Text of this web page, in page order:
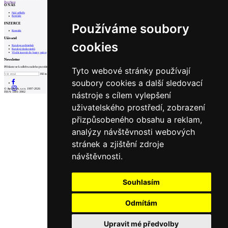
Používáme soubory
cookies
Tyto webové stránky používají
soubory cookies a další sledovací
nástroje s cílem vylepšení
uživatelského prostředí, zobrazení
přizpůsobeného obsahu a reklam,
analýzy návštěvnosti webových
stránek a zjištění zdroje
návštěvnosti.
Souhlasím
Odmítám
Upravit mé předvolby
PrevNext
O NÁS
Náš příběh
Kontakt
INZERCE
Kontakt
Uživatel
Katalog architektů
Katalog dodavatelů
Vložit inzerát do burzy práce
Newsletter
Přihlaste se k odběru našeho pravidelného týdenního newsletteru:
Fill in „nospam“
© Archiweb, s.r.o. 1997-2026
ISSN: 1801-3902